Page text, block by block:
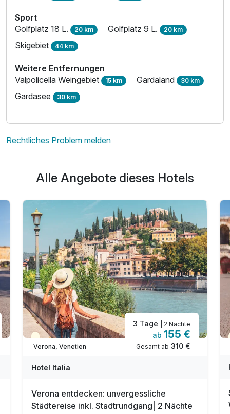
Sport
Golfplatz 18 L. 20 km Golfplatz 9 L. 20 km
Skigebiet 44 km
Weitere Entfernungen
Valpolicella Weingebiet 15 km Gardaland 30 km
Gardasee 30 km
Rechtliches Problem melden
Alle Angebote dieses Hotels
Teilweise ausgelastet
Verona, Venetien
3 Tage | 2 Nächte
ab 155 €
Gesamt ab 310 €
Hotel Italia
Verona entdecken: unvergessliche
Städtereise inkl. Stadtrundgang| 2 Nächte